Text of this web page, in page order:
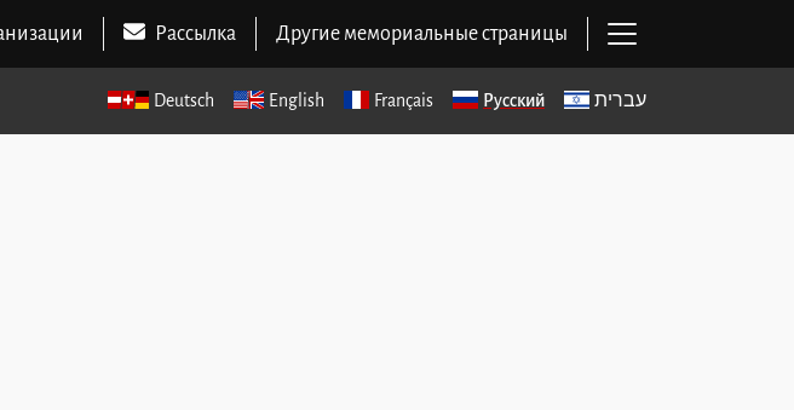
Рассылка Другие мемориальные страницы
Deutsch English Français Русский עברית